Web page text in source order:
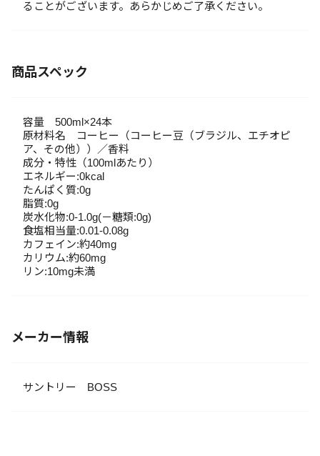
ることがございます。あらかじめご了承ください。
商品スペック
容量 500ml×24本
原材料名 コーヒー（コーヒー豆（ブラジル、エチオピ
ア、その他））／香料
成分・特性（100mlあたり）
エネルギー:0kcal
たんぱく質:0g
脂質:0g
炭水化物:0-1.0g(－糖類:0g)
食塩相当量:0.01-0.08g
カフェイン:約40mg
カリウム:約60mg
リン:10mg未満
メーカー情報
サントリー BOSS